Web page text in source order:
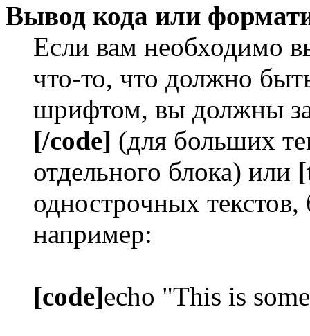
Вывод кода или
Если вам необходимо
что-то, что должно
шрифтом, вы должны
[/code] (для больших
отдельного блока) или
однострочных текстов,
например:
[code]echo "This is